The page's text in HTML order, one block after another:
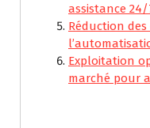
assistance
Réduction
Exploitation
marché pour